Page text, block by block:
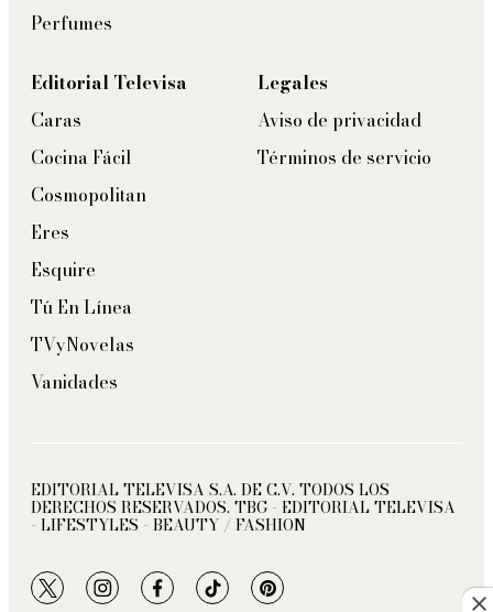
Perfumes
Editorial Televisa
Caras
Cocina Fácil
Cosmopolitan
Eres
Esquire
Tú En Línea
TVyNovelas
Vanidades
Legales
Aviso de privacidad
Términos de servicio
EDITORIAL TELEVISA S.A. DE C.V. TODOS LOS
DERECHOS RESERVADOS. TBG - EDITORIAL TELEVISA
- LIFESTYLES - BEAUTY / FASHION
twitterinstagramfacebooktiktokpinterest